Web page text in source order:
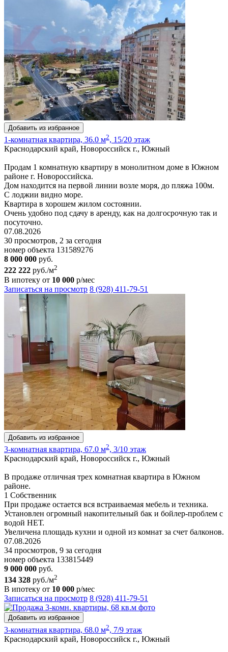
Добавить из избранное
1-комнатная квартира, 36.0 м2, 15/20 этаж
Краснодарский край, Новороссийск г., Южный
Продам 1 комнатную квартиру в монолитном доме в Южном
районе г. Новороссийска.
Дом находится на первой линии возле моря, до пляжа 100м.
С лоджии видно море.
Квартира в хорошем жилом состоянии.
Очень удобно под сдачу в аренду, как на долгосрочную так и
посуточно.
07.08.2026
30 просмотров, 2 за сегодня
номер объекта 131589276
8 000 000 руб.
222 222 руб./м2
В ипотеку от 10 000 р/мес
Записаться на просмотр 8 (928) 411-79-51
Добавить из избранное
3-комнатная квартира, 67.0 м2, 3/10 этаж
Краснодарский край, Новороссийск г., Южный
В продаже отличная трех комнатная квартира в Южном
районе.
1 Собственник
При продаже остается вся встраиваемая мебель и техника.
Установлен огромный накопительный бак и бойлер-проблем с
водой НЕТ.
Увеличена площадь кухни и одной из комнат за счет балконов.
07.08.2026
34 просмотров, 9 за сегодня
номер объекта 133815449
9 000 000 руб.
134 328 руб./м2
В ипотеку от 10 000 р/мес
Записаться на просмотр 8 (928) 411-79-51
Добавить из избранное
3-комнатная квартира, 68.0 м2, 7/9 этаж
Краснодарский край, Новороссийск г., Южный